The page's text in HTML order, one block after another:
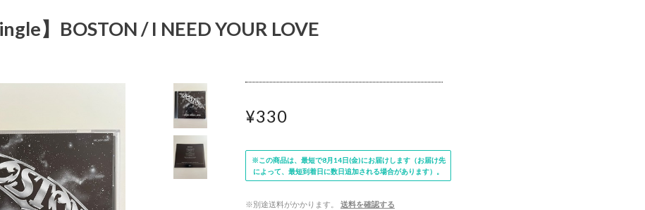
】BOSTON / I NEED YOUR LOVE
¥330
※この商品は、最短で8月14日(金)にお届けします（お届け先
によって、最短到着日に数日追加される場合があります）。
※別途送料がかかります。
送料を確認する